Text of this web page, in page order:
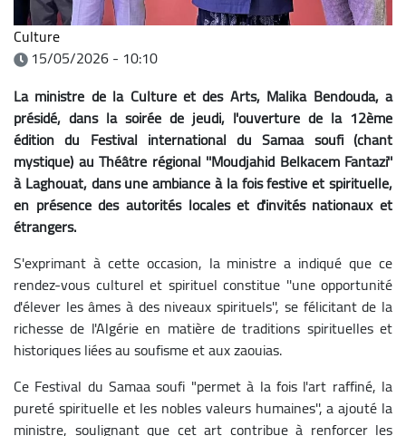
Culture
15/05/2026 - 10:10
La ministre de la Culture et des Arts, Malika Bendouda, a
présidé, dans la soirée de jeudi, l'ouverture de la 12ème
édition du Festival international du Samaa soufi (chant
mystique) au Théâtre régional ''Moudjahid Belkacem Fantazi''
à Laghouat, dans une ambiance à la fois festive et spirituelle,
en présence des autorités locales et d'invités nationaux et
étrangers.
S'exprimant à cette occasion, la ministre a indiqué que ce
rendez-vous culturel et spirituel constitue ''une opportunité
d'élever les âmes à des niveaux spirituels'', se félicitant de la
richesse de l'Algérie en matière de traditions spirituelles et
historiques liées au soufisme et aux zaouias.
Ce Festival du Samaa soufi "permet à la fois l'art raffiné, la
pureté spirituelle et les nobles valeurs humaines'', a ajouté la
ministre, soulignant que cet art contribue à renforcer les